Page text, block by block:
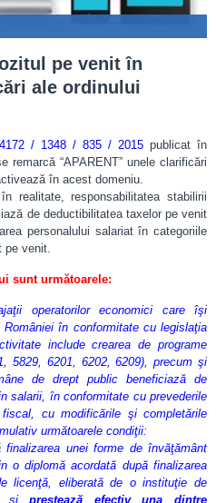
pe venit în
ale ordinului
/ 1348 / 835 / 2015 publicat în
remarcă “APARENT” unele clarificări
în acest domeniu.
realitate, responsabilitatea stabilirii
de deductibilitatea taxelor pe venit
personalului salariat în categoriile
pe venit.
sunt următoarele:
operatorilor economici care îşi
în conformitate cu legislaţia
include crearea de programe
5829, 6201, 6202, 6209), precum şi
de drept public beneficiază de
salarii, în conformitate cu prevederile
fiscal, cu modificările şi completările
următoarele condiţii:
unei forme de învăţământ
o diplomă acordată după finalizarea
licenţă, eliberată de o instituţie de
şiprestează efectiv una dintre